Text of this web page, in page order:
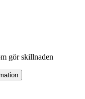
gör skillnaden